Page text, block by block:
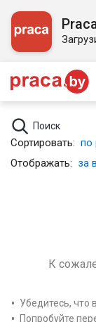
Поиск
Сортировать: по
Отображать: за
К
Убедитесь, что
Попробуйте